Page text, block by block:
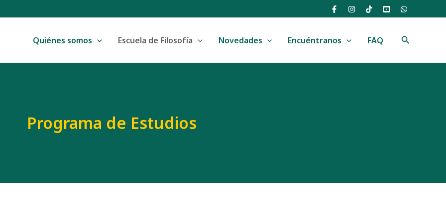
Quiénes somos Escuela de Filosofía Novedades Encuéntranos FAQ Buscar
Programa de Estudios